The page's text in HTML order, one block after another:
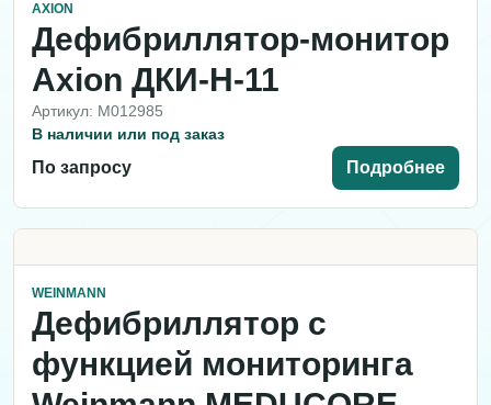
AXION
Дефибриллятор-монитор
Axion ДКИ-Н-11
Артикул: M012985
В наличии или под заказ
По запросу Подробнее
WEINMANN
Дефибриллятор с
функцией мониторинга